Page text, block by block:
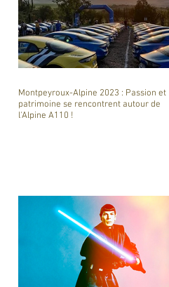
Montpeyroux-Alpine 2023 : Passion et
patrimoine se rencontrent autour de
l'Alpine A110 !